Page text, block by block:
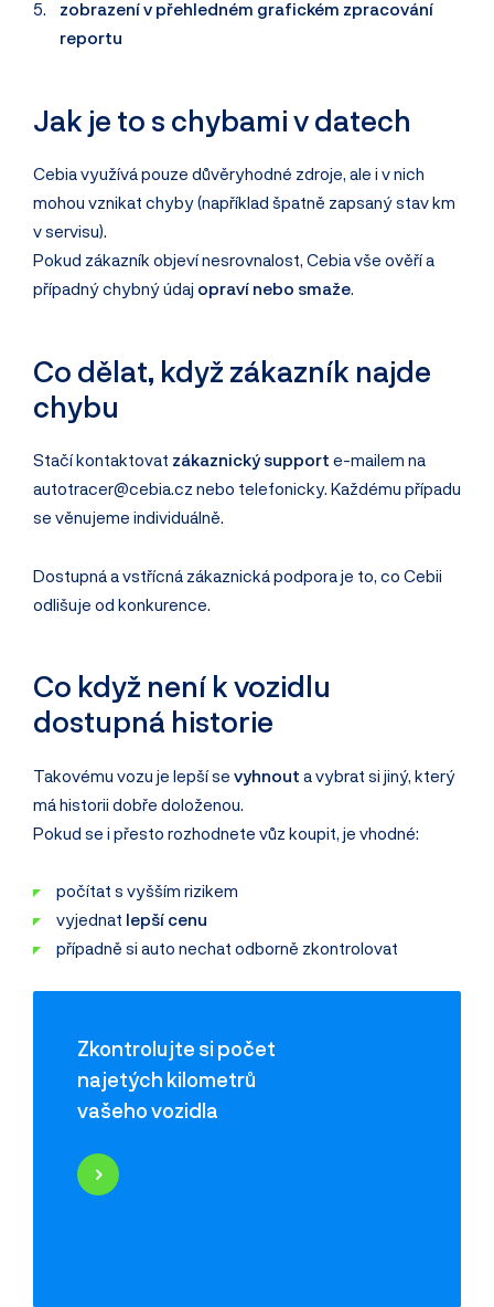
zobrazení v přehledném grafickém zpracování
reportu
Jak je to s chybami v datech
Cebia využívá pouze důvěryhodné zdroje, ale i v nich
mohou vznikat chyby (například špatně zapsaný stav km
v servisu).
Pokud zákazník objeví nesrovnalost, Cebia vše ověří a
případný chybný údaj opraví nebo smaže.
Co dělat, když zákazník najde
chybu
Stačí kontaktovat zákaznický support e-mailem na
autotracer@cebia.cz nebo telefonicky. Každému případu
se věnujeme individuálně.
Dostupná a vstřícná zákaznická podpora je to, co Cebii
odlišuje od konkurence.
Co když není k vozidlu
dostupná historie
Takovému vozu je lepší se vyhnout a vybrat si jiný, který
má historii dobře doloženou.
Pokud se i přesto rozhodnete vůz koupit, je vhodné:
počítat s vyšším rizikem
vyjednat lepší cenu
případně si auto nechat odborně zkontrolovat
Zkontrolujte si počet
najetých kilometrů
vašeho vozidla
Najeté kilometry